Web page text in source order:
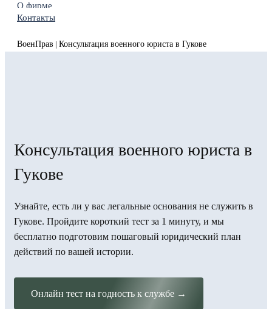
О фирме
Контакты
ВоенПрав Консультация военного юриста в Гукове
Консультация военного юриста в
Гукове
Узнайте, есть ли у вас легальные основания не служить в
Гукове. Пройдите короткий тест за 1 минуту, и мы
бесплатно подготовим пошаговый юридический план
действий по вашей истории.
Онлайн тест на годность к службе →